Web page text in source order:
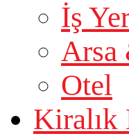
İş
Arsa
Otel
Kiralık